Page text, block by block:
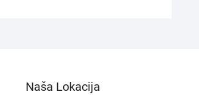
Naša Lokacija